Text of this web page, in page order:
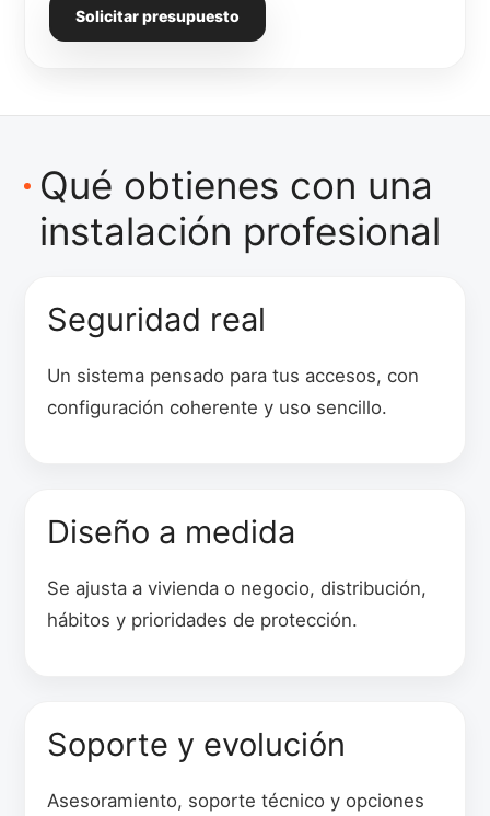
Solicitar presupuesto
Qué obtienes con una
instalación profesional
Seguridad real
Un sistema pensado para tus accesos, con
configuración coherente y uso sencillo.
Diseño a medida
Se ajusta a vivienda o negocio, distribución,
hábitos y prioridades de protección.
Soporte y evolución
Asesoramiento, soporte técnico y opciones